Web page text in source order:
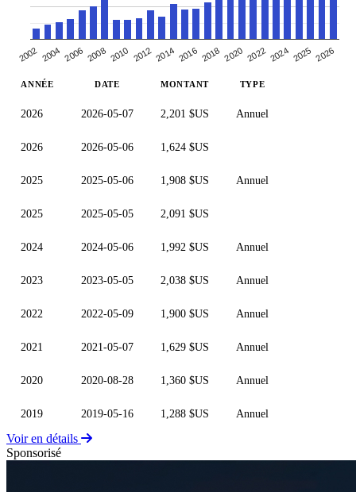
2002 2004 2006 2008 2010 2012 2014 2016 2018 2020 2022 2024 2025 2026
ANNÉE DATE MONTANT TYPE
2026 2026-05-07 2,201 $US Annuel
2026 2026-05-06 1,624 $US
2025 2025-05-06 1,908 $US Annuel
2025 2025-05-05 2,091 $US
2024 2024-05-06 1,992 $US Annuel
2023 2023-05-05 2,038 $US Annuel
2022 2022-05-09 1,900 $US Annuel
2021 2021-05-07 1,629 $US Annuel
2020 2020-08-28 1,360 $US Annuel
2019 2019-05-16 1,288 $US Annuel
Voir en détails
Sponsorisé